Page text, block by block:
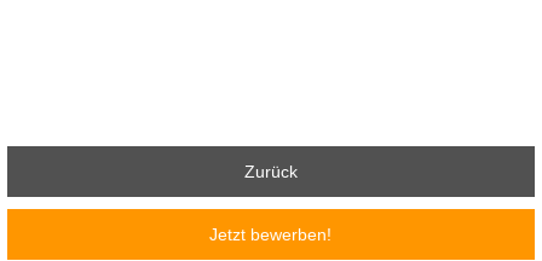
Zurück
Jetzt bewerben!